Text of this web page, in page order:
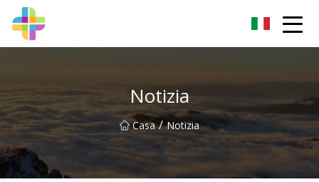
Notizia
Casa / Notizia